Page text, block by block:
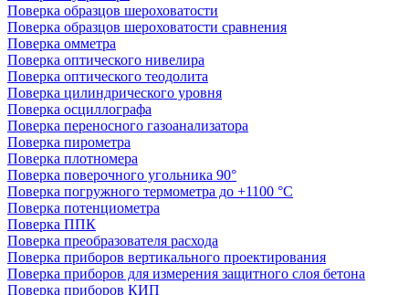
Поверка образцов шероховатости
Поверка образцов шероховатости сравнения
Поверка омметра
Поверка оптического нивелира
Поверка оптического теодолита
Поверка цилиндрического уровня
Поверка осциллографа
Поверка переносного газоанализатора
Поверка пирометра
Поверка плотномера
Поверка поверочного угольника 90°
Поверка погружного термометра до +1100 °С
Поверка потенциометра
Поверка ППК
Поверка преобразователя расхода
Поверка приборов вертикального проектирования
Поверка приборов для измерения защитного слоя бетона
Поверка приборов КИП